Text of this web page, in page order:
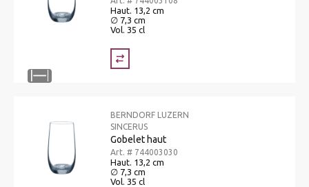
Haut. 13,2 cm
∅ 7,3 cm
Vol. 35 cl
BERNDORF LUZERN
SINCERUS
Gobelet haut
Art. # 744003030
Haut. 13,2 cm
∅ 7,3 cm
Vol. 35 cl